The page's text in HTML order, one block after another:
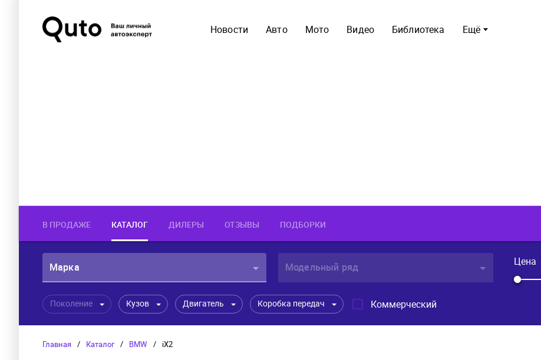
Ещё
Новости Авто Мото Видео Библиотека
В ПРОДАЖЕ КАТАЛОГ ДИЛЕРЫ ОТЗЫВЫ ПОДБОРКИ
Марка Модельный ряд Цена
Поколение Кузов Двигатель Коробка передач Коммерческий
Главная / Каталог / BMW / iX2